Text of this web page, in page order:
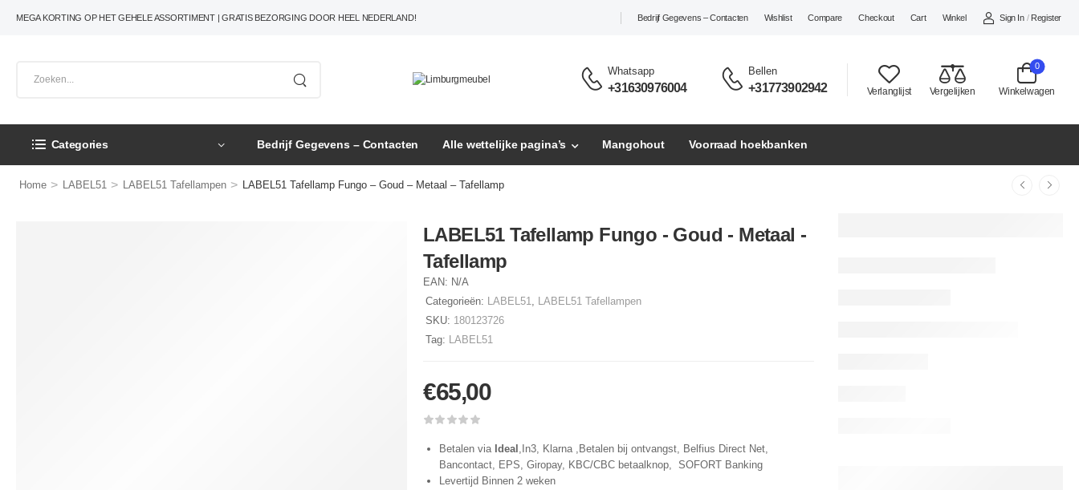
MEGA KORTING OP HET GEHELE ASSORTIMENT | GRATIS BEZORGING DOOR HEEL NEDERLAND! Bedrijf Gegevens – Contacten Wishlist Compare Checkout Cart Winkel Sign In / Register
Whatsapp
+31630976004
Bellen
+31773902942 Verlanglijst Vergelijken Winkelwagen
0
Categories Bedrijf Gegevens – Contacten Alle wettelijke pagina’s Mangohout Voorraad hoekbanken
Home > LABEL51 > LABEL51 Tafellampen > LABEL51 Tafellamp Fungo – Goud – Metaal – Tafellamp
LABEL51 Tafellamp Fungo - Goud - Metaal -
Tafellamp
EAN: N/A
Categorieën: LABEL51, LABEL51 Tafellampen
SKU: 180123726
Tag: LABEL51
€65,00
Betalen via Ideal ,In3, Klarna ,Betalen bij ontvangst, Belfius Direct Net,
Bancontact, EPS, Giropay, KBC/CBC betaalknop, SOFORT Banking
Levertijd Binnen 2 weken